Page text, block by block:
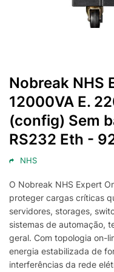
Nobreak NHS
12000VA E.
(config) Sem
RS232 Eth -
NHS
O Nobreak NHS Expert
proteger cargas críticas
servidores, storages,
sistemas de automação,
geral. Com topologia on-
energia estabilizada de
interferências da rede